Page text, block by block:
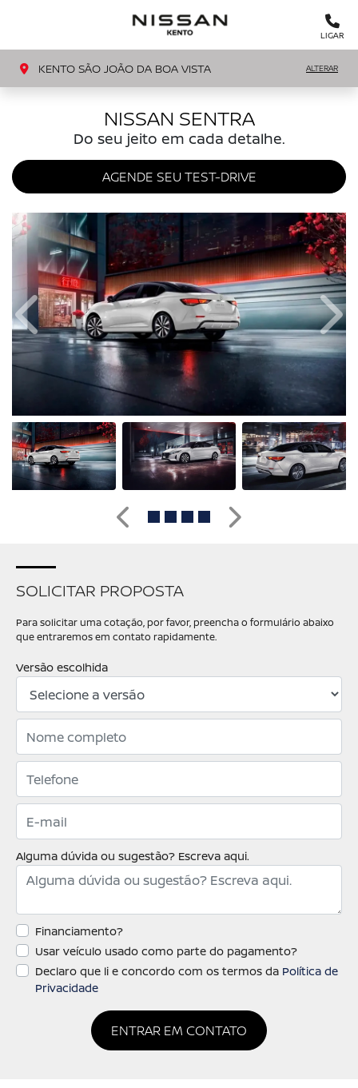
LIGAR
KENTO SÃO JOÃO DA BOA VISTA ALTERAR
NISSAN SENTRA
Do seu jeito em cada detalhe.
AGENDE SEU TEST-DRIVE
SOLICITAR PROPOSTA
Para solicitar uma cotação, por favor, preencha o formulário abaixo
que entraremos em contato rapidamente.
Versão escolhida
Alguma dúvida ou sugestão? Escreva aqui.
Financiamento?
Usar veículo usado como parte do pagamento?
Declaro que li e concordo com os termos da Política de
Privacidade
ENTRAR EM CONTATO
Anterior
Anterior Próximo